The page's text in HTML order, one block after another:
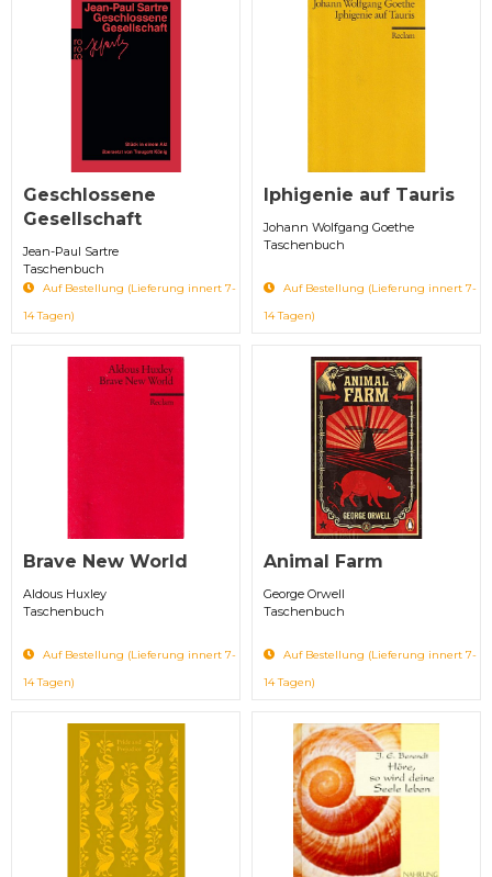
Geschlossene
Gesellschaft
Jean-Paul Sartre
Taschenbuch
Auf Bestellung (Lieferung innert 7-
14 Tagen)
Iphigenie auf Tauris
Johann Wolfgang Goethe
Taschenbuch
Auf Bestellung (Lieferung innert 7-
14 Tagen)
Brave New World
Aldous Huxley
Taschenbuch
Auf Bestellung (Lieferung innert 7-
14 Tagen)
Animal Farm
George Orwell
Taschenbuch
Auf Bestellung (Lieferung innert 7-
14 Tagen)